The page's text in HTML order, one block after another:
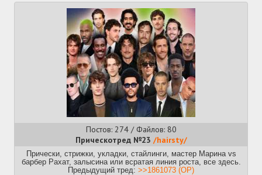
Предыдущий>>1932278 (OP)
Постов: 274 / Файлов: 80
Прическотред №23 /hairsty/
Прически, стрижки, укладки, стайлинги, мастер Марина vs
барбер Рахат, залысина или всратая линия роста, все здесь.
Предыдущий тред: >>1861073 (OP)